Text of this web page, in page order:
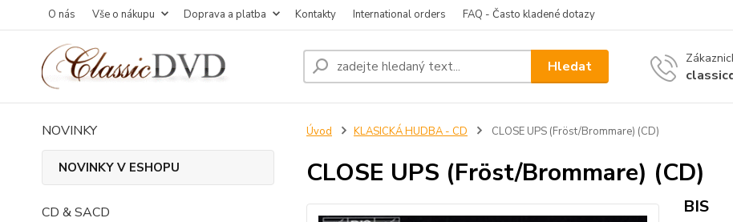
O nás Vše o nákupu Doprava a platba Kontakty International orders FAQ - Často kladené dotazy
Hledat
NOVINKY
NOVINKY V ESHOPU
CD & SACD
Úvod KLASICKÁ HUDBA - CD CLOSE UPS (Fröst/Brommare) (CD)
CLOSE UPS (Fröst/Brommare) (CD)
BIS